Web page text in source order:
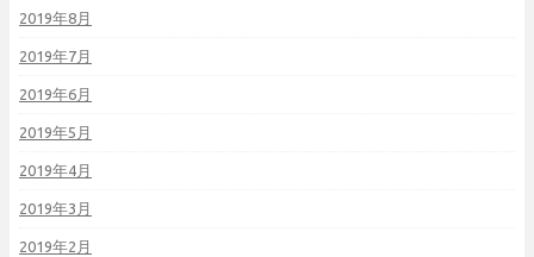
2019年8月
2019年7月
2019年6月
2019年5月
2019年4月
2019年3月
2019年2月